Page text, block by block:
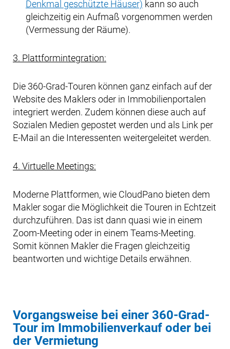
Denkmal geschützte Häuser) kann so auch
gleichzeitig ein Aufmaß vorgenommen werden
(Vermessung der Räume).
3. Plattformintegration:
Die 360-Grad-Touren können ganz einfach auf der
Website des Maklers oder in Immobilienportalen
integriert werden. Zudem können diese auch auf
Sozialen Medien gepostet werden und als Link per
E-Mail an die Interessenten weitergeleitet werden.
4. Virtuelle Meetings:
Moderne Plattformen, wie CloudPano bieten dem
Makler sogar die Möglichkeit die Touren in Echtzeit
durchzuführen. Das ist dann quasi wie in einem
Zoom-Meeting oder in einem Teams-Meeting.
Somit können Makler die Fragen gleichzeitig
beantworten und wichtige Details erwähnen.
Vorgangsweise bei einer 360-Grad-
Tour im Immobilienverkauf oder bei
der Vermietung